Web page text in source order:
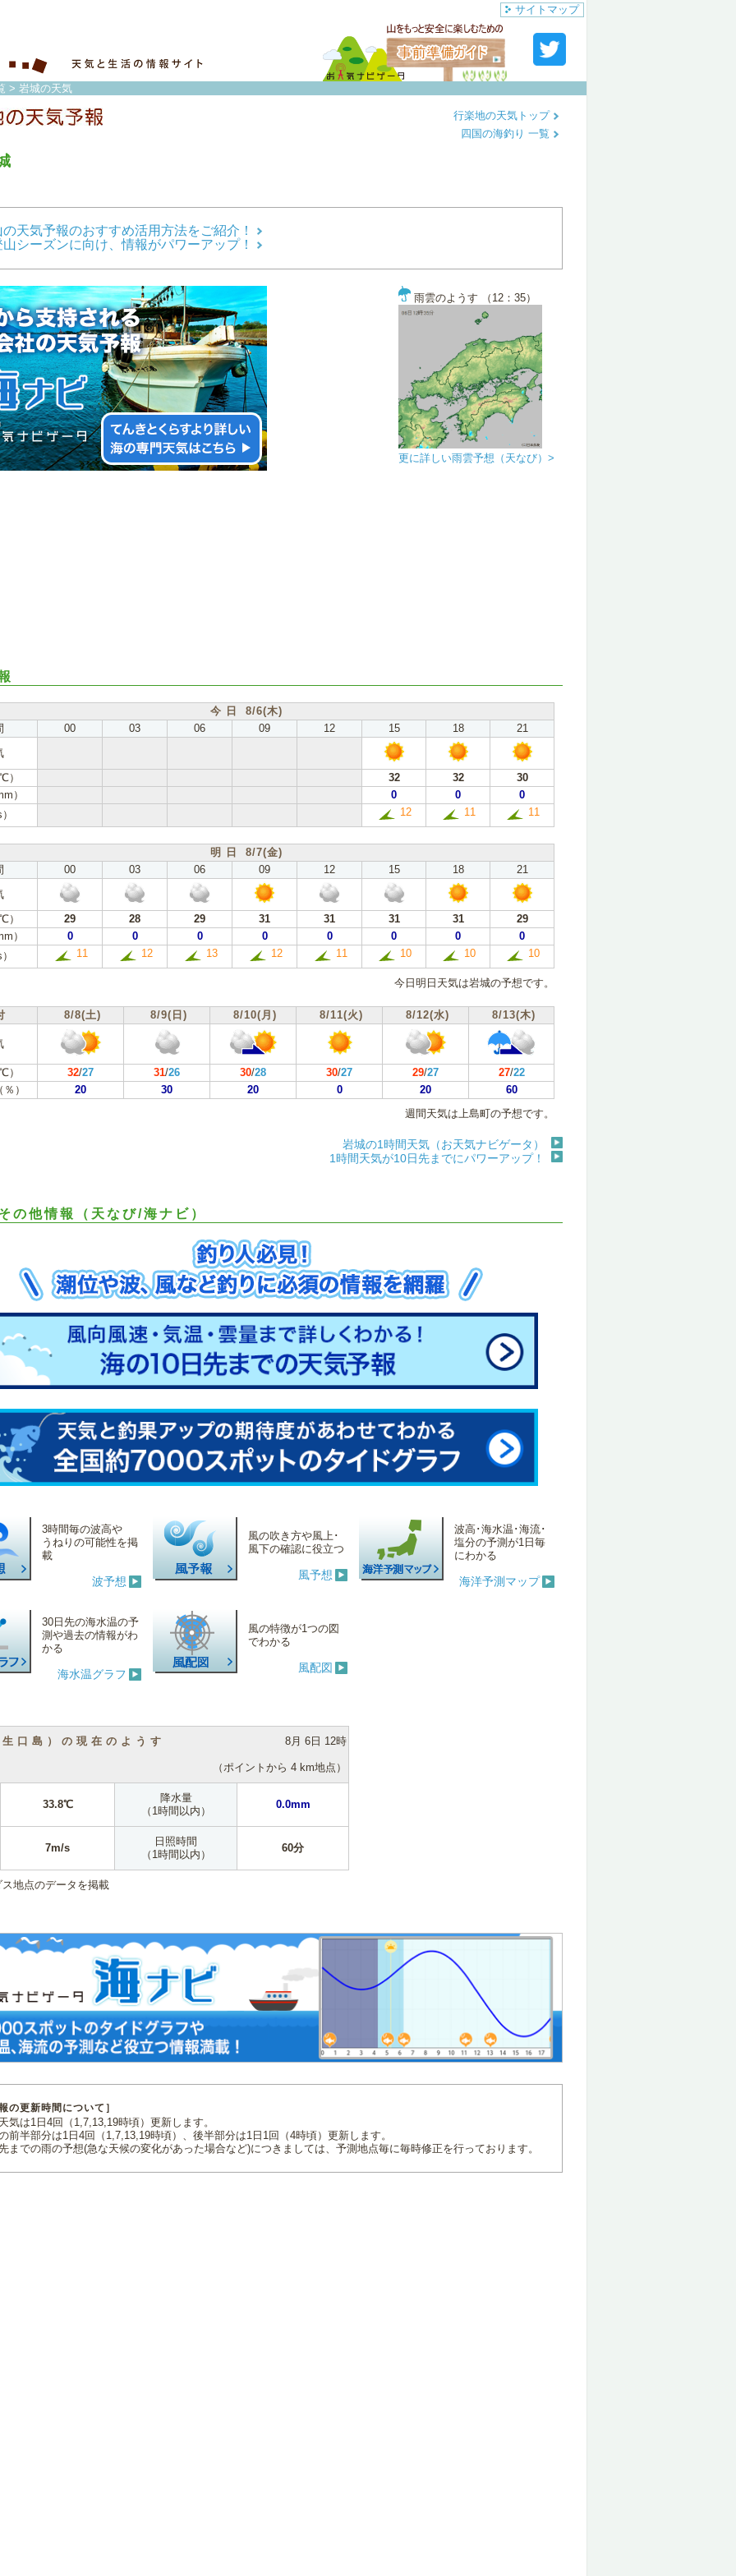
サイトマップ
> 岩城の天気
行楽地の天気トップ
四国の海釣り 一覧
天気予報のおすすめ活用方法をご紹介！
シーズンに向け、情報がパワーアップ！
雨雲のようす （12：35）
更に詳しい雨雲予想（天なび）>
今 日 8/6(木)
00 03 06 09 12 15 18
21
32 32
30
）
0 0
0
12 11 11
明 日 8/7(金)
00 03 06 09 12 15 18
21
29 28 29 31 31 31 31
29
）
0 0 0 0 0 0 0
0
11 12 13 12 11 10 10 10
今日明日天気は岩城の予想です。
8/8(土) 8/9(日) 8/10(月) 8/11(火) 8/12(水) 8/13(木)
32/27 31/26 30/28 30/27 29/27 27/22
）
20 30 20 0 20
60
週間天気は上島町の予想です。
岩城の1時間天気（お天気ナビゲータ）
1時間天気が10日先までにパワーアップ！
の他情報（天なび/海ナビ）
3時間毎の波高や
うねりの可能性を掲
載
波予想
風の吹き方や風上･
風下の確認に役立つ
風予想
波高･海水温･海流･
塩分の予測が1日毎
にわかる
海洋予測マップ
30日先の海水温の予
測や過去の情報がわ
かる
海水温グラフ
風の特徴が1つの図
でわかる
風配図
口島）の現在のようす 8月 6日 12時
（ポイントから 4 km地点）
33.8℃
降水量
（1時間以内）
0.0mm
7m/s
日照時間
（1時間以内）
60分
地点のデータを掲載
の更新時間について］
気は1日4回（1,7,13,19時頃）更新します。
前半部分は1日4回（1,7,13,19時頃）、後半部分は1日1回（4時頃）更新します。
までの雨の予想(急な天候の変化があった場合など)につきましては、予測地点毎に毎時修正を行っております。